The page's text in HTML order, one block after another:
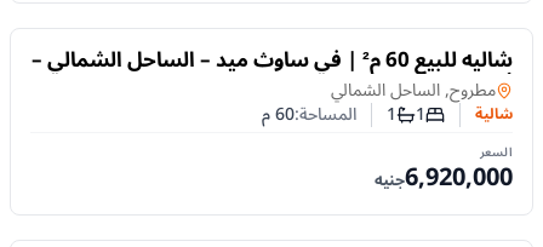
للبيع شاليه للبيع 60 م² | في ساوث ميد – الساحل الشمالي –
أرضي وفيو جاردن
شاليةفي
مطروح, الساحل الشمالي
شالية عدد غرف النوم
1عدد الحمامات
1 المساحة:60م
السعر
6,920,000جنيه